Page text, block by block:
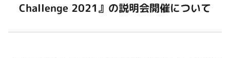
Challenge 2021』の説明会開催について